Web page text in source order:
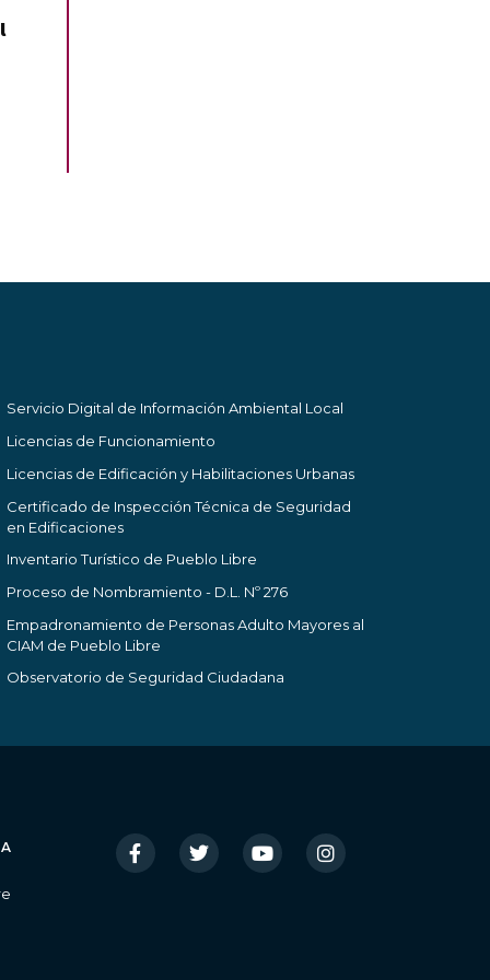
Servicio Digital de Información Ambiental Local
Licencias de Funcionamiento
Licencias de Edificación y Habilitaciones Urbanas
Certificado de Inspección Técnica de Seguridad
en Edificaciones
Inventario Turístico de Pueblo Libre
Proceso de Nombramiento - D.L. Nº 276
Empadronamiento de Personas Adulto Mayores al
CIAM de Pueblo Libre
Observatorio de Seguridad Ciudadana